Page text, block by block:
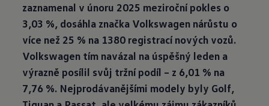
zaznamenal v únoru 2025 meziroční pokles o
3,03 %, dosáhla značka Volkswagen nárůstu o
více než 25 % na 1380 registrací nových vozů.
Volkswagen tím navázal na úspěšný leden a
výrazně posílil svůj tržní podíl – z 6,01 % na
7,76 %. Nejprodávanějšími modely byly Golf,